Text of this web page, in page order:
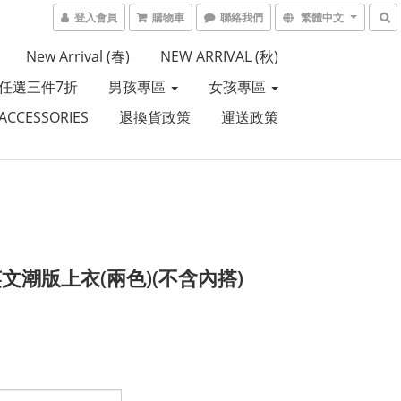
登入會員 購物車 聯絡我們 繁體中文
New Arrival (春)
NEW ARRIVAL (秋)
選三件7折
男孩專區
女孩專區
退換貨政策 運送政策
潮版上衣(兩色)(不含內搭)